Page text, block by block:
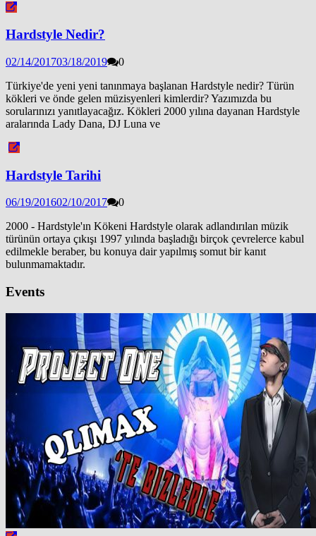
Hardstyle Nedir?
02/14/201703/18/2019
0
Türkiye'de yeni yeni tanınmaya başlanan Hardstyle nedir? Türün
kökleri ve önde gelen müzisyenleri kimlerdir? Yazımızda bu
sorularınızı yanıtlayacağız. Kökleri 2000 yılına dayanan Hardstyle
aralarında Lady Dana, DJ Luna ve
Hardstyle Tarihi
06/19/201602/10/2017
0
2000 - Hardstyle'ın Kökeni Hardstyle olarak adlandırılan müzik
türünün ortaya çıkışı 1997 yılında başladığı birçok çevrelerce kabul
edilmekle beraber, bu konuya dair yapılmış somut bir kanıt
bulunmamaktadır.
Events